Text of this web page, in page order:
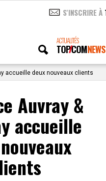
S'INSCRIRE À
ACTUALITÉS
TOPCOMNEWS
accueille deux nouveaux clients
Auvray &
accueille